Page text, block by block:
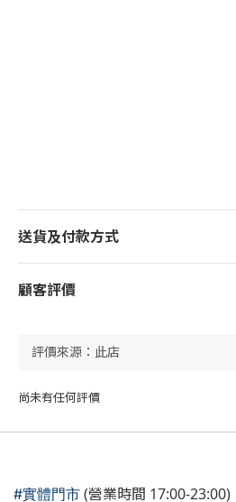
送貨及付款方式
顧客評價
尚未有任何評價
#實體門市 (營業時間 17:00-23:00)